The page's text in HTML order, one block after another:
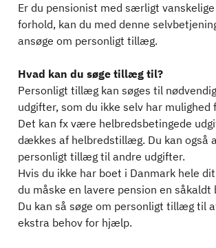
Er du pensionist med særligt
forhold, kan du med denne
ansøge om personligt tillæg.
Hvad kan du søge tillæg til?
Personligt tillæg kan søges til
udgifter, som du ikke selv har mulighed
Det kan fx være helbredsbetingede
dækkes af helbredstillæg. Du kan også
personligt tillæg til andre udgifter.
Hvis du ikke har boet i Danmark hele
du måske en lavere pension en såkaldt
Du kan så søge om personligt tillæg til
ekstra behov for hjælp.